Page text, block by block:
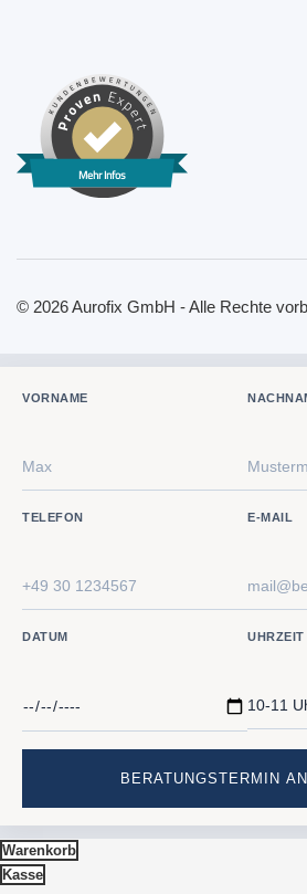
Mehr Infos
© 2026 Aurofix GmbH - Alle Rechte
VORNAME
TELEFON E-MAIL
DATUM UHRZEIT
Warenkorb
Kasse